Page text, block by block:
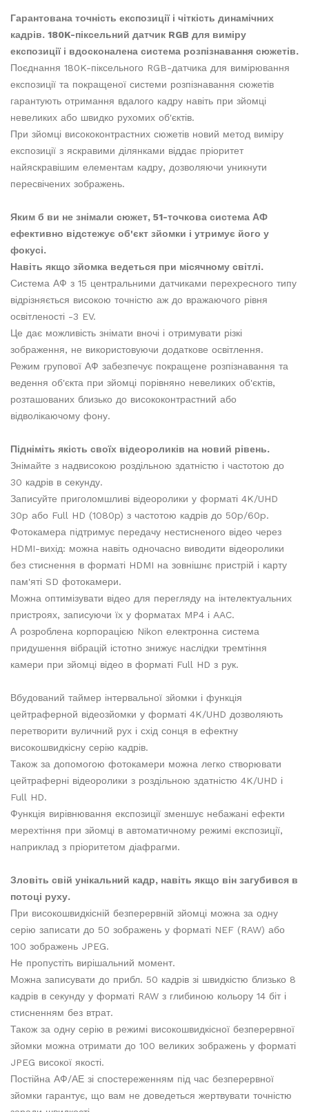
Гарантована точність експозиції і чіткість динамічних
кадрів. 180K-піксельний датчик RGB для виміру
експозиції і вдосконалена система розпізнавання сюжетів.
Поєднання 180K-піксельного RGB-датчика для вимірювання
експозиції та покращеної системи розпізнавання сюжетів
гарантують отримання вдалого кадру навіть при зйомці
невеликих або швидко рухомих об'єктів.
При зйомці висококонтрастних сюжетів новий метод виміру
експозиції з яскравими ділянками віддає пріоритет
найяскравішим елементам кадру, дозволяючи уникнути
пересвічених зображень.
Яким б ви не знімали сюжет, 51-точкова система АФ
ефективно відстежує об'єкт зйомки і утримує його у
фокусі.
Навіть якщо зйомка ведеться при місячному світлі.
Система АФ з 15 центральними датчиками перехресного типу
відрізняється високою точністю аж до вражаючого рівня
освітленості -3 EV.
Це дає можливість знімати вночі і отримувати різкі
зображення, не використовуючи додаткове освітлення.
Режим групової АФ забезпечує покращене розпізнавання та
ведення об'єкта при зйомці порівняно невеликих об'єктів,
розташованих близько до висококонтрастний або
відволікаючому фону.
Підніміть якість своїх відеороликів на новий рівень.
Знімайте з надвисокою роздільною здатністю і частотою до
30 кадрів в секунду.
Записуйте приголомшливі відеоролики у форматі 4K/UHD
30p або Full HD (1080p) з частотою кадрів до 50p/60p.
Фотокамера підтримує передачу нестисненого відео через
HDMI-вихід: можна навіть одночасно виводити відеоролики
без стиснення в форматі HDMI на зовнішнє пристрій і карту
пам'яті SD фотокамери.
Можна оптимізувати відео для перегляду на інтелектуальних
пристроях, записуючи їх у форматах MP4 і AAC.
А розроблена корпорацією Nikon електронна система
придушення вібрацій істотно знижує наслідки тремтіння
камери при зйомці відео в форматі Full HD з рук.
Вбудований таймер інтервальної зйомки і функція
цейтраферной відеозйомки у форматі 4K/UHD дозволяють
перетворити вуличний рух і схід сонця в ефектну
високошвидкісну серію кадрів.
Також за допомогою фотокамери можна легко створювати
цейтраферні відеоролики з роздільною здатністю 4K/UHD і
Full HD.
Функція вирівнювання експозиції зменшує небажані ефекти
мерехтіння при зйомці в автоматичному режимі експозиції,
наприклад з пріоритетом діафрагми.
Зловіть свій унікальний кадр, навіть якщо він загубився в
потоці руху.
При високошвидкісній безперервній зйомці можна за одну
серію записати до 50 зображень у форматі NEF (RAW) або
100 зображень JPEG.
Не пропустіть вирішальний момент.
Можна записувати до прибл. 50 кадрів зі швидкістю близько 8
кадрів в секунду у форматі RAW з глибиною кольору 14 біт і
стисненням без втрат.
Також за одну серію в режимі високошвидкісної безперервної
зйомки можна отримати до 100 великих зображень у форматі
JPEG високої якості.
Постійна АФ/АЕ зі спостереженням під час безперервної
зйомки гарантує, що вам не доведеться жертвувати точністю